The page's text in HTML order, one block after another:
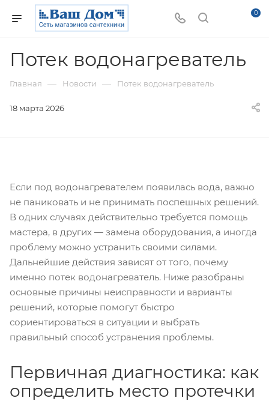
0
Потек водонагреватель
Главная — Новости — Потек водонагреватель
18 марта 2026
Если под водонагревателем появилась вода, важно
не паниковать и не принимать поспешных решений.
В одних случаях действительно требуется помощь
мастера, в других — замена оборудования, а иногда
проблему можно устранить своими силами.
Дальнейшие действия зависят от того, почему
именно потек водонагреватель. Ниже разобраны
основные причины неисправности и варианты
решений, которые помогут быстро
сориентироваться в ситуации и выбрать
правильный способ устранения проблемы.
Первичная диагностика: как
определить место протечки